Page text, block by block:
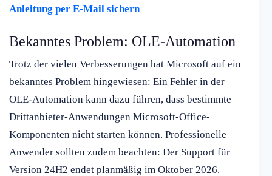
Anleitung per E-Mail sichern
Bekanntes Problem: OLE-Automation
Trotz der vielen Verbesserungen hat Microsoft auf ein
bekanntes Problem hingewiesen: Ein Fehler in der
OLE-Automation kann dazu führen, dass bestimmte
Drittanbieter-Anwendungen Microsoft-Office-
Komponenten nicht starten können. Professionelle
Anwender sollten zudem beachten: Der Support für
Version 24H2 endet planmäßig im Oktober 2026.